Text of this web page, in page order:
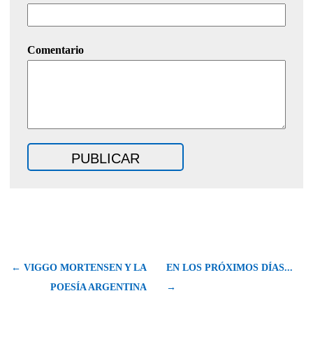
Comentario
← VIGGO MORTENSEN Y LA
POESÍA ARGENTINA
EN LOS PRÓXIMOS DÍAS...
→